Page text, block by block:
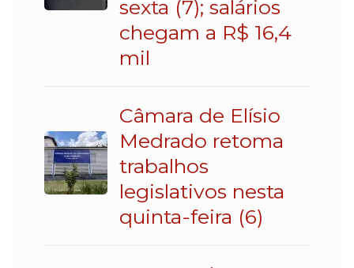
sexta (7); salários
chegam a R$ 16,4
mil
Câmara de Elísio
Medrado retoma
trabalhos
legislativos nesta
quinta-feira (6)